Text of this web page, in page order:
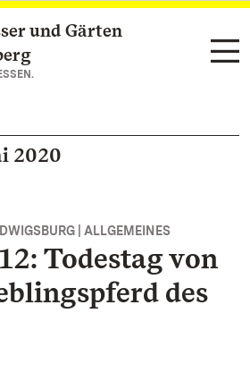
und Gärten
2020
| ALLGEMEINES
Todestag von
des